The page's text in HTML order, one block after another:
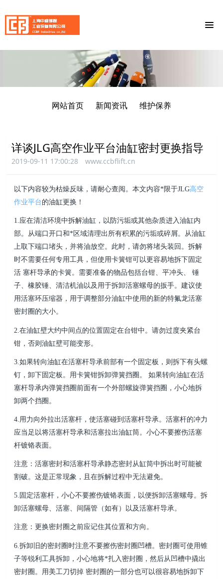
网站首页 新闻资讯 维护保养
详谈JLG高空作业平台油缸密封更换指导
2019-09-11 17:00:28 www.ccbflift.cn
以下内容较为枯燥反味，请耐心查阅。本文内容*限于JLG高空
作业平台的油缸更换！
1.应在清洁环境中拆解油缸，以防污垢或其他杂质进入油缸内
部。从端口开口和*区域清理出所有积 累的污垢或碎屑。从油缸
上取下端口堵头，并将油放空。此时，请勿将堵头装回。拆解
时不需要任何专用工具，但使用卡簧钳可以更容易地拆下固定
活 塞杆导承的卡簧。需要准备的物品包括台钳、平冲头、锤
子、橡胶锤、清洁机油以及用于拆卸活塞螺母的扳手。建议使
用活塞环压缩器，用于调整部分油缸中使用的新的特氟龙活塞
密封圈的大小。
2.在油缸壁大约中间点的位置固定在台钳中。请勿过度夹紧台
钳，否则油缸壁可能变形。
3.如果转向油缸在活塞杆导承前部有一个固定板，则拆下有头螺
钉，卸下固定板。用卡簧钳拆卸弹簧挡圈 。 如果转向油缸在活
塞杆导承内弹簧挡圈前面有一个外部螺旋弹簧挡圈，小心地拆
卸两个挡圈。
4.用力向外拉出活塞杆，使活塞碰到活塞杆导承。活塞杆的冲力
应当足以将活塞杆导承和活塞拉出油缸筒。小心不要擦伤活塞
杆镀铬表面。
注意：活塞密封和活塞杆导承静态密封从缸筒中拆出时可能被
割破。这是正常现象，且在拆解过程中无法避免。
5.固定活塞杆，小心不要擦伤镀铬表面，以便拆卸活塞螺母。拆
卸活塞螺母、活塞、间隔管（如有）以及活塞杆导承。
注意：更换密封圈之前应记住其位置和方向。
6.拆卸旧的密封圈时注意不要擦伤密封圈凹槽。密封圈可使用锥
子等锐利工具拆卸，小心地将*扎入 密封圈，然后从凹槽中撬出
密封圈。用美工刀切掉 密封圈的一部分也可以很容易地拆卸下